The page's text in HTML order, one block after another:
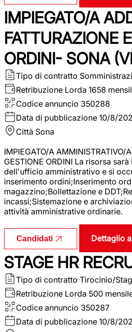
IMPIEGATO/A
FATTURAZIONE
ORDINI- SONA
Tipo di contratto
Retribuzione Lorda 1658
Codice annuncio 350288
Data di pubblicazione 10/8/
Città Sona
IMPIEGATO/A AMMINISTRATIVO/
GESTIONE ORDINI La risorsa
dell'ufficio amministrativo e si
inserimento ordini;Inserimento
magazzino;Bollettazione e
incassi;Sistemazione e
attività amministrative ordinarie.
Candidati Dettaglio
STAGE HR
Tipo di contratto Tirocinio/
Retribuzione Lorda 500
Codice annuncio 350287
Data di pubblicazione 10/8/